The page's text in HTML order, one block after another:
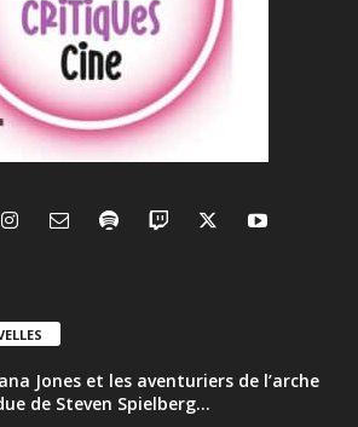
Jones et les aventuriers de l’arche
de Steven Spielberg...